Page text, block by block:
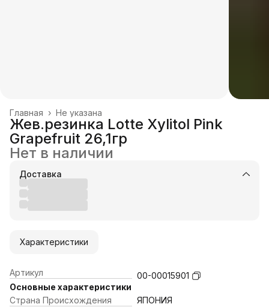
Не указана
Главная ›
Жев.резинка Lotte Xylitol Pink
Grapefruit 26,1гр
Нет в наличии
Доставка
Характеристики
Артикул
00-00015901
Основные характеристики
Страна Происхождения
ЯПОНИЯ